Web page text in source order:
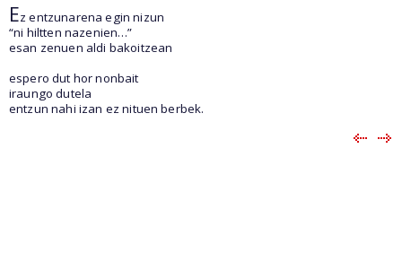
Ez entzunarena egin nizun
“ni hiltten nazenien…”
esan zenuen aldi bakoitzean
espero dut hor nonbait
iraungo dutela
entzun nahi izan ez nituen berbek.